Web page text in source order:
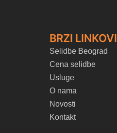
BRZI LINKOVI
Selidbe Beograd
Cena selidbe
Usluge
O nama
Novosti
Kontakt